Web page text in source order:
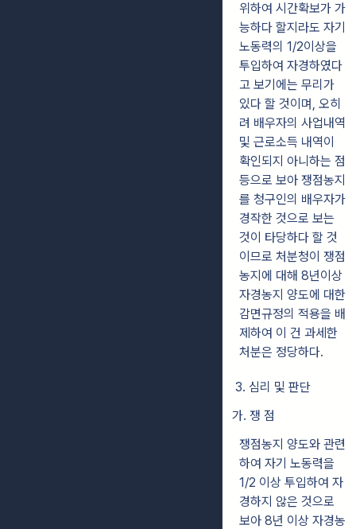
위하여 시간확보가 가
능하다 할지라도 자기
노동력의 1/2이상을
투입하여 자경하였다
고 보기에는 무리가
있다 할 것이며, 오히
려 배우자의 사업내역
및 근로소득 내역이
확인되지 아니하는 점
등으로 보아 쟁점농지
를 청구인의 배우자가
경작한 것으로 보는
것이 타당하다 할 것
이므로 처분청이 쟁점
농지에 대해 8년이상
자경농지 양도에 대한
감면규정의 적용을 배
제하여 이 건 과세한
처분은 정당하다.
3. 심리 및 판단
가. 쟁 점
쟁점농지 양도와 관련
하여 자기 노동력을
1/2 이상 투입하여 자
경하지 않은 것으로
보아 8년 이상 자경농